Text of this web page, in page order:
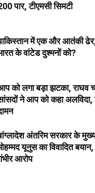
पार, टीएमसी सिमटी
में एक और आतंकी ढेर,
के वांटेड दुश्मनों को?
को लगा बड़ा झटका, राघव
ने आप को कहा अलविदा,
अंतरिम सरकार के
यूनुस का विवादित
आरोप